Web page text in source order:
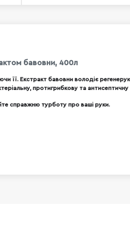
бавовни, 400л
її. Екстракт бавовни володіє
протигрибкову та
справжню турботу про ваші руки.